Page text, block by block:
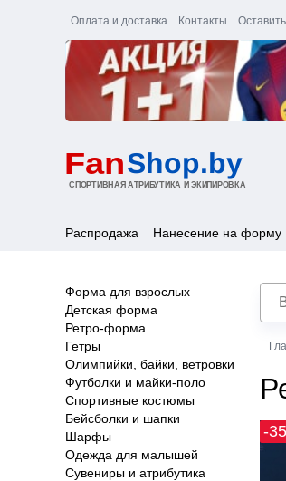
Оплата и доставка Контакты
Распродажа Нанесение на форму
Форма для взрослых
Детская форма
Ретро-форма
Гетры
Олимпийки, байки, ветровки
Футболки и майки-поло
Спортивные костюмы
Бейсболки и шапки
Шарфы
Одежда для малышей
Сувениры и атрибутика
-